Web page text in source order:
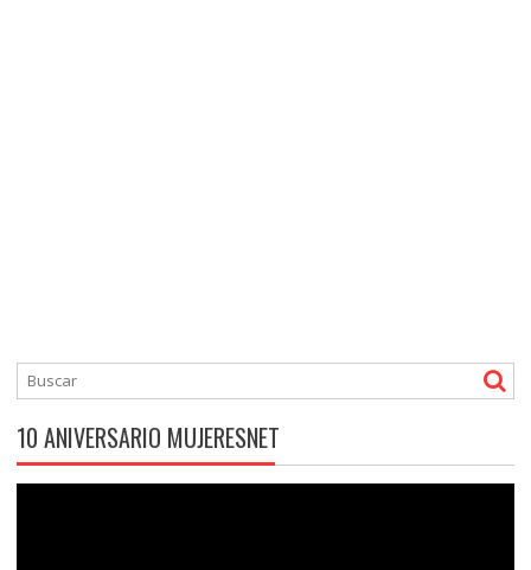
10 ANIVERSARIO MUJERESNET